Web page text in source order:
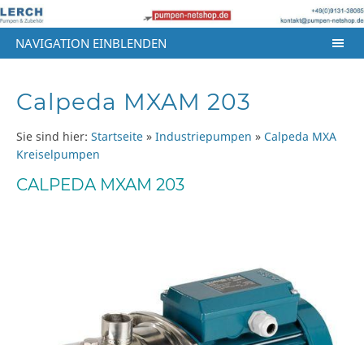
NAVIGATION EINBLENDEN
Calpeda MXAM 203
Sie sind hier: Startseite » Industriepumpen » Calpeda MXA
Kreiselpumpen
CALPEDA MXAM 203